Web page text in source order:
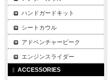
ハンドガードキット
シートカウル
アドベンチャービーク
エンジンスライダー
ACCESSORIES